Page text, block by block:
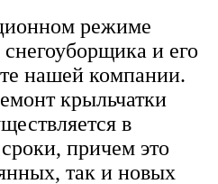
режиме
и его
нашей компании.
крыльчатки
в
причем это
так и новых